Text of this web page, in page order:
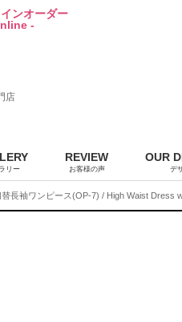
ンオーダー
-
店
リー
REVIEW
お客様の声
OUR
デ
長袖ワンピース(OP-7) / High Waist Dress